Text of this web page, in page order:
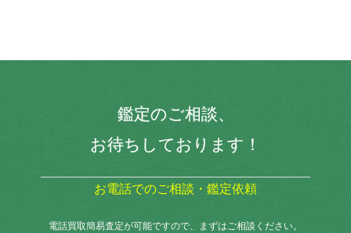
鑑定のご相談、
お待ちしております！
お電話でのご相談・鑑定依頼
電話買取簡易査定が可能ですので、まずはご相談ください。